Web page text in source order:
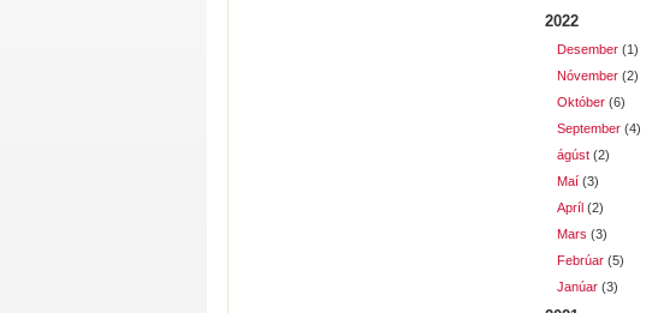
2022
Desember (1)
Nóvember (2)
Október (6)
September (4)
ágúst (2)
Maí (3)
Apríl (2)
Mars (3)
Febrúar (5)
Janúar (3)